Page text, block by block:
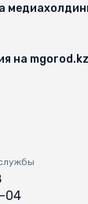
на mgorod.kz
04